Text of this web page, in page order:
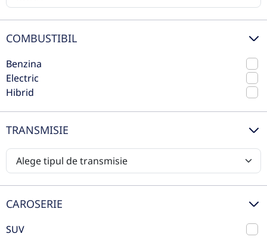
29.681€
nou
Hyundai New Kona 1.6GDi 138CP
COMBUSTIBIL
Benzina
Electric
Hibrid
TRANSMISIE
CAROSERIE
SUV